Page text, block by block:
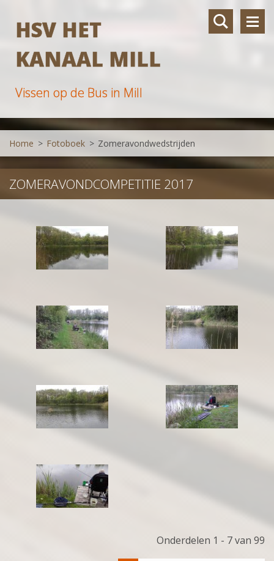
HSV HET
KANAAL MILL
Vissen op de Bus in Mill
Home > Fotoboek > Zomeravondwedstrijden
ZOMERAVONDCOMPETITIE 2017
Onderdelen 1 - 7 van 99